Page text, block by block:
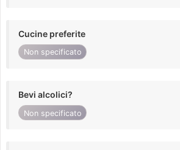
Cucine preferite
Non specificato
Bevi alcolici?
Non specificato